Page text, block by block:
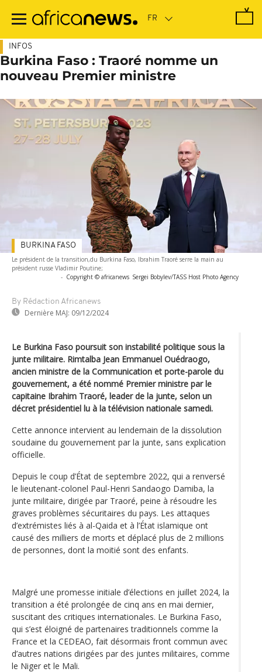
contenu
INFOS
Burkina Faso : Traoré nomme un
nouveau Premier ministre
Le président de la transition,du Burkina Faso, Ibrahim Traoré serre la main au
président russe Vladimir Poutine;
- Copyright © africanews Sergei Bobylev/TASS Host Photo Agency
By Rédaction Africanews
Dernière MAJ: 09/12/2024
BURKINA FASO
Le Burkina Faso poursuit son instabilité politique sous la
junte militaire. Rimtalba Jean Emmanuel Ouédraogo,
ancien ministre de la Communication et porte-parole du
gouvernement, a été nommé Premier ministre par le
capitaine Ibrahim Traoré, leader de la junte, selon un
décret présidentiel lu à la télévision nationale samedi.
Cette annonce intervient au lendemain de la dissolution
soudaine du gouvernement par la junte, sans explication
officielle.
Depuis le coup d’État de septembre 2022, qui a renversé
le lieutenant-colonel Paul-Henri Sandaogo Damiba, la
junte militaire, dirigée par Traoré, peine à résoudre les
graves problèmes sécuritaires du pays. Les attaques
d’extrémistes liés à al-Qaida et à l’État islamique ont
causé des milliers de morts et déplacé plus de 2 millions
de personnes, dont la moitié sont des enfants.
Malgré une promesse initiale d’élections en juillet 2024, la
transition a été prolongée de cinq ans en mai dernier,
suscitant des critiques internationales. Le Burkina Faso,
qui s’est éloigné de partenaires traditionnels comme la
France et la CEDEAO, fait désormais front commun avec
d’autres nations dirigées par des juntes militaires, comme
le Niger et le Mali.